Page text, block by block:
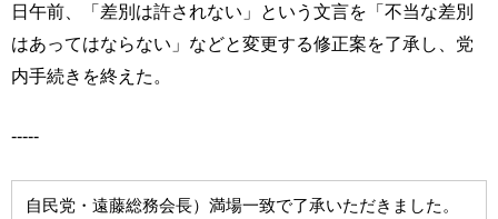
日午前、「差別は許されない」という文言を「不当な差別
はあってはならない」などと変更する修正案を了承し、党
内手続きを終えた。
-----
自民党・遠藤総務会長）満場一致で了承いただきました。